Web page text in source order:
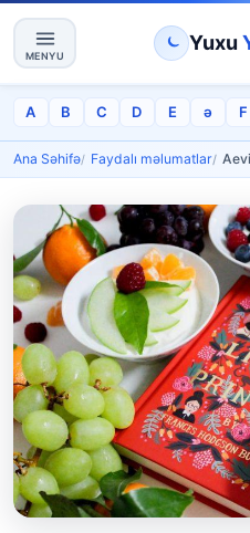
MENYU
Yuxu
A B C D E ə F
Ana Səhifə Faydalı məlumatlar